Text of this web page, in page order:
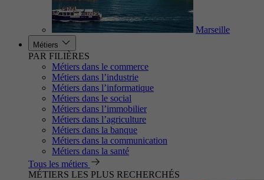
Marseille
Métiers
PAR FILIÈRES
Métiers dans le commerce
Métiers dans l’industrie
Métiers dans l’informatique
Métiers dans le social
Métiers dans l’immobilier
Métiers dans l’agriculture
Métiers dans la banque
Métiers dans la communication
Métiers dans la santé
Tous les métiers
MÉTIERS LES PLUS RECHERCHÉS